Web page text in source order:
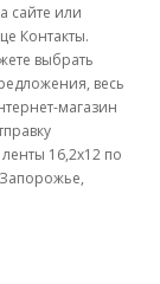
сайте или
Контакты.
выбрать
весь
магазин
16,2х12 по